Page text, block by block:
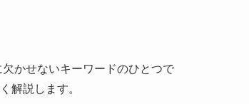
かせないキーワードのひとつで
解説します。